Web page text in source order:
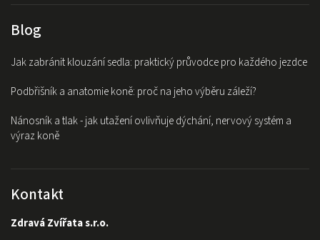
Blog
Jak zabránit klouzání sedla: praktický průvodce pro každého jezdce
Podbřišník a anatomie koně: proč na jeho výběru záleží?
Nánosník a tlak - jak utažení ovlivňuje dýchání, nervový systém a
výraz koně
Kontakt
Zdravá Zvířata s.r.o.